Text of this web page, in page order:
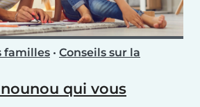
familles • Conseils sur la
qui vous